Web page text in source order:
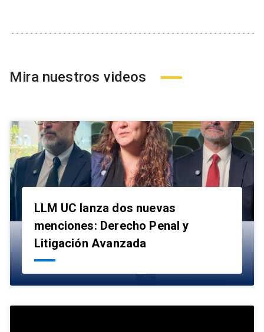
Mira nuestros videos
LLM UC lanza dos nuevas
menciones: Derecho Penal y
Litigación Avanzada